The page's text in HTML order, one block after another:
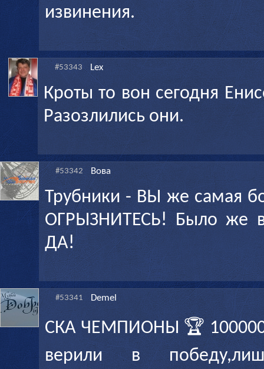
извинения.
#53343 Lex
Кроты то вон сегодня
Разозлились они.
#53342 Вова
Трубники - ВЫ же самая
ОГРЫЗНИТЕСЬ! Было же
ДА!
#53341 Demel
СКА ЧЕМПИОНЫ 🏆
верили в